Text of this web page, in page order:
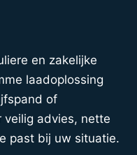
en zakelijke
laadoplossing
of
veilig advies, nette
past bij uw situatie.